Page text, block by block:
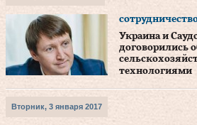
Украина и
договорились
технологиями
Вторник, 3 января 2017